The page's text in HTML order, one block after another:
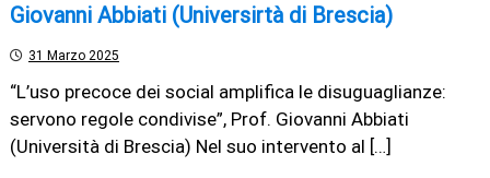
Giovanni Abbiati (Universirtà di Brescia)
31 Marzo 2025
“L’uso precoce dei social amplifica le disuguaglianze:
servono regole condivise”, Prof. Giovanni Abbiati
(Università di Brescia) Nel suo intervento al […]